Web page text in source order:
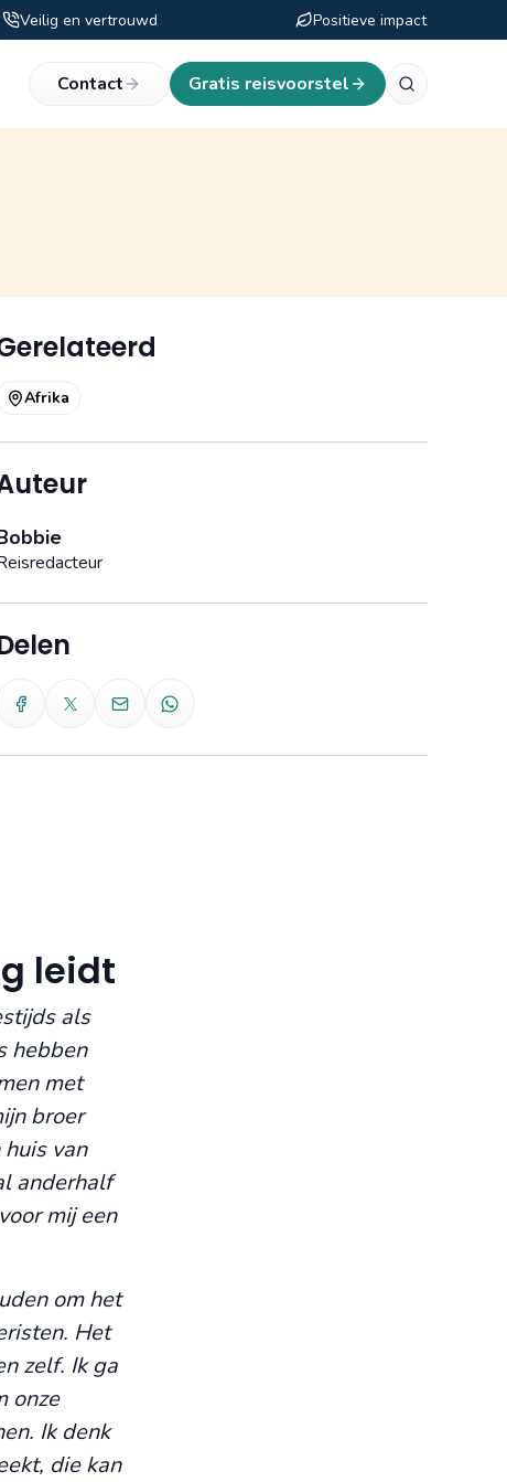
Veilig en vertrouwd Positieve impact
Contact Gratis reisvoorstel
Afrika
leidt
als
hebben
met
broer
van
anderhalf
mij een
om het
Het
zelf. Ik ga
onze
Ik denk
die kan